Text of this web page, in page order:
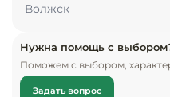
встроенная секция
хладагент – R134a;
стеклянная полка –
Волжск
Нужна помощь с
Поможем с выбором,
Задать вопрос